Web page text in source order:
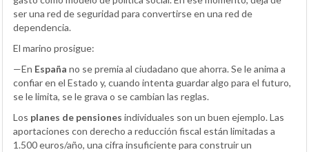
ser una red de seguridad para convertirse en una red de
dependencia.
El marino prosigue:
—En España no se premia al ciudadano que ahorra. Se le anima a
confiar en el Estado y, cuando intenta guardar algo para el futuro,
se le limita, se le grava o se cambian las reglas.
Los planes de pensiones individuales son un buen ejemplo. Las
aportaciones con derecho a reducción fiscal están limitadas a
1.500 euros/año, una cifra insuficiente para construir un